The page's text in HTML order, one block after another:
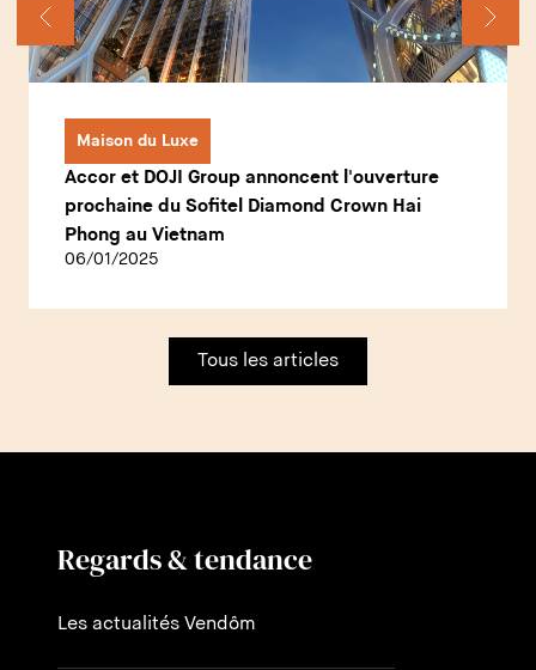
Maison du Luxe
Accor et DOJI Group annoncent l'ouverture
prochaine du Sofitel Diamond Crown Hai
Phong au Vietnam
06/01/2025
Tous les articles
Regards & tendance
Les actualités Vendôm